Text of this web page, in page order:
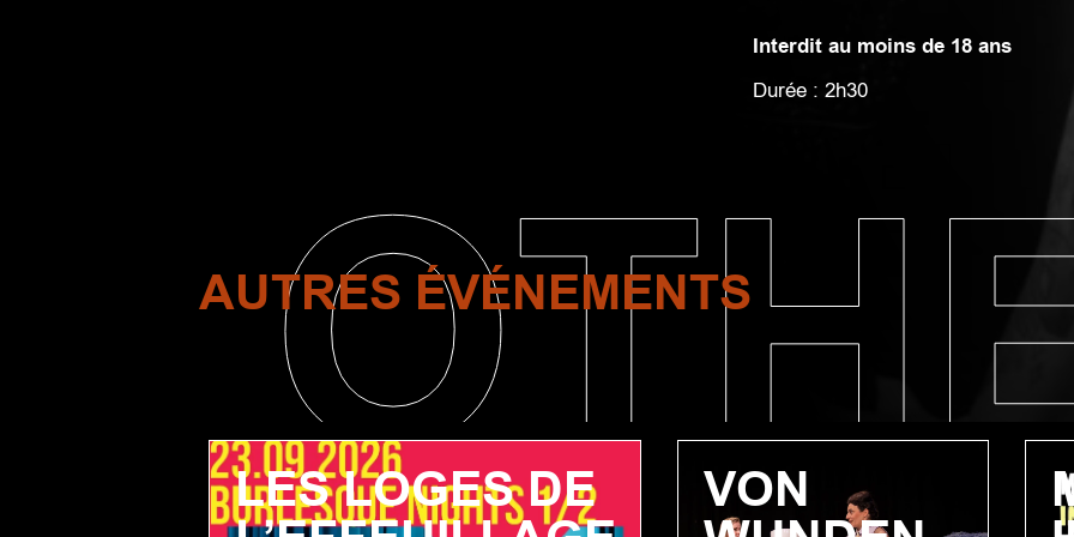
Interdit au moins de 18 ans
Durée : 2h30
AUTRES ÉVÉNEMENTS
LES LOGES DE VON